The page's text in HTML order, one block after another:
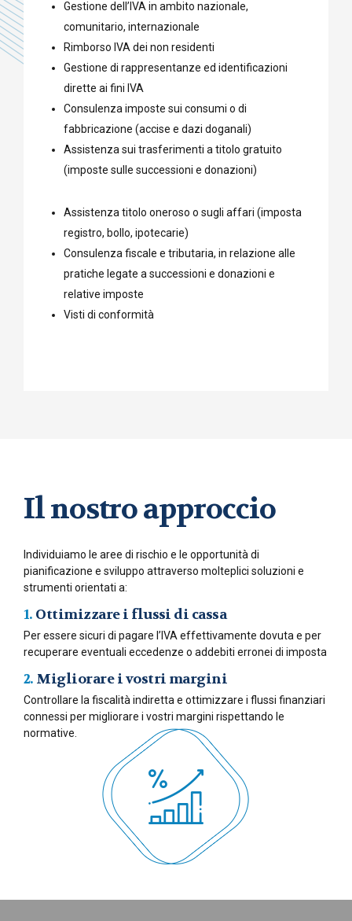
Gestione dell’IVA in ambito nazionale,
comunitario, internazionale
Rimborso IVA dei non residenti
Gestione di rappresentanze ed identificazioni
dirette ai fini IVA
Consulenza imposte sui consumi o di
fabbricazione (accise e dazi doganali)
Assistenza sui trasferimenti a titolo gratuito
(imposte sulle successioni e donazioni)
Assistenza titolo oneroso o sugli affari (imposta
registro, bollo, ipotecarie)
Consulenza fiscale e tributaria, in relazione alle
pratiche legate a successioni e donazioni e
relative imposte
Visti di conformità
Il nostro approccio
Individuiamo le aree di rischio e le opportunità di
pianificazione e sviluppo attraverso molteplici soluzioni e
strumenti orientati a:
1. Ottimizzare i flussi di cassa
Per essere sicuri di pagare l’IVA effettivamente dovuta e per
recuperare eventuali eccedenze o addebiti erronei di imposta
2. Migliorare i vostri margini
Controllare la fiscalità indiretta e ottimizzare i flussi finanziari
connessi per migliorare i vostri margini rispettando le
normative.